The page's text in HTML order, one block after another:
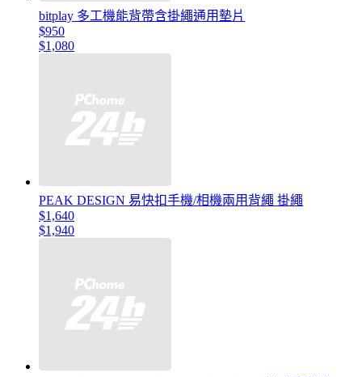
bitplay 多工機能背帶含掛繩通用墊片
$950
$1,080
PEAK DESIGN 易快扣手機/相機兩用背繩 掛繩
$1,640
$1,940